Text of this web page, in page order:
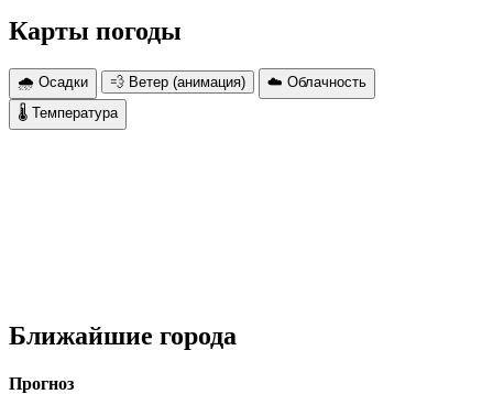
Карты погоды
🌧 Осадки 💨 Ветер (анимация)
☁️ Облачность
🌡 Температура
Ближайшие города
Прогноз